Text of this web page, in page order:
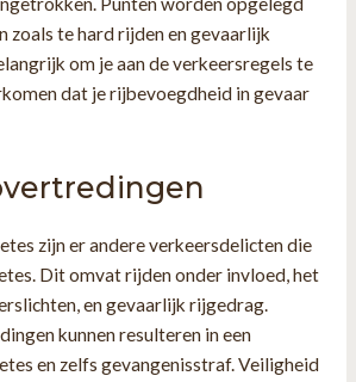
zoals te hard rijden en gevaarlijk
om je aan de verkeersregels te
dat je rijbevoegdheid in gevaar
zijn er andere verkeersdelicten die
Dit omvat rijden onder invloed, het
en gevaarlijk rijgedrag.
kunnen resulteren in een
en zelfs gevangenisstraf. Veiligheid